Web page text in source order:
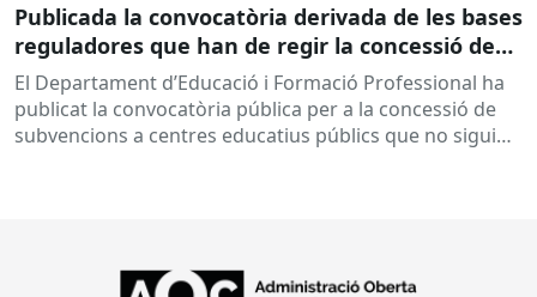
Publicada la convocatòria derivada de les bases
reguladores que han de regir la concessió de
subvencions a centres educatius, per al
desenvolupament de programes de formació i
inserció, durant el curs 2026-2027
El Departament d’Educació i Formació Professional ha
publicat la convocatòria pública per a la concessió de
subvencions a centres educatius públics que no siguin